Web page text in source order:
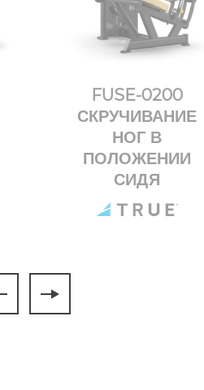
FUSE-0200
СКРУЧИВАНИЕ
НОГ В
ПОЛОЖЕНИИ
СИДЯ